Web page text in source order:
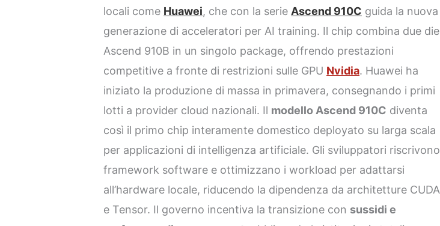
locali come Huawei, che con la serie Ascend 910C guida la nuova
generazione di acceleratori per AI training. Il chip combina due die
Ascend 910B in un singolo package, offrendo prestazioni
competitive a fronte di restrizioni sulle GPU Nvidia. Huawei ha
iniziato la produzione di massa in primavera, consegnando i primi
lotti a provider cloud nazionali. Il modello Ascend 910C diventa
così il primo chip interamente domestico deployato su larga scala
per applicazioni di intelligenza artificiale. Gli sviluppatori riscrivono
framework software e ottimizzano i workload per adattarsi
all’hardware locale, riducendo la dipendenza da architetture CUDA
e Tensor. Il governo incentiva la transizione con sussidi e